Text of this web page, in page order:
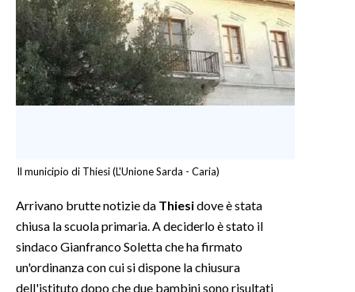
Il municipio di Thiesi (L'Unione Sarda - Caria)
Arrivano brutte notizie da Thiesidove è stata
chiusa la scuola primaria. A deciderlo è stato il
sindaco Gianfranco Soletta che ha firmato
un'ordinanza con cui si dispone la chiusura
dell'istituto dopo che due bambini sono risultati